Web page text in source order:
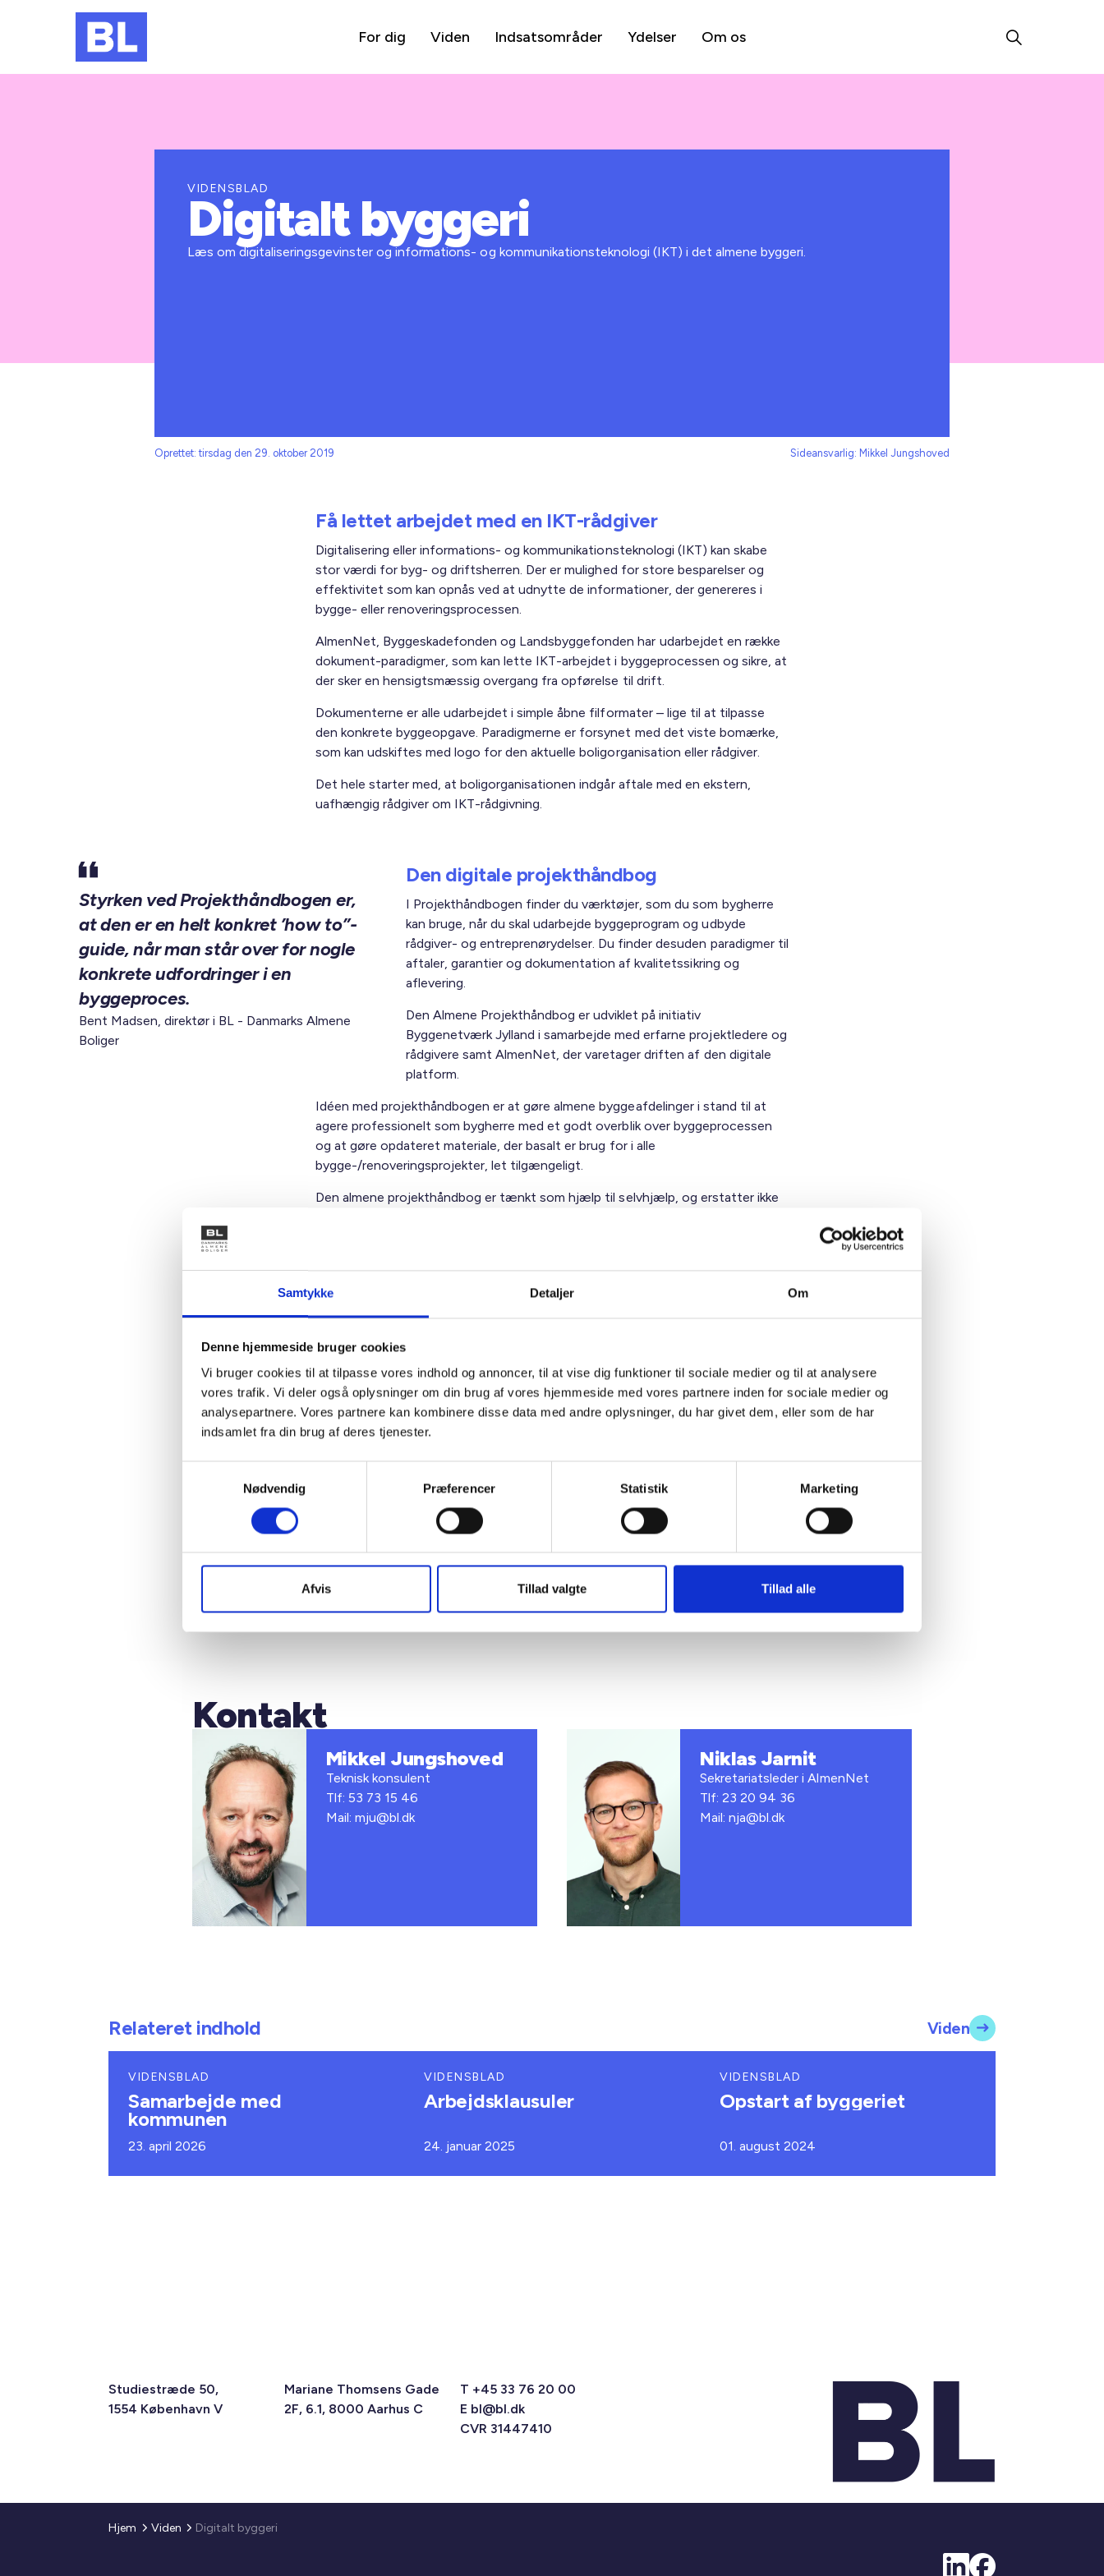
Samtykke Detaljer Om
Denne hjemmeside bruger cookies
Vi bruger cookies til at tilpasse vores indhold og annoncer, til at vise dig funktioner til sociale medier og til at analysere
vores trafik. Vi deler også oplysninger om din brug af vores hjemmeside med vores partnere inden for sociale medier og
analysepartnere. Vores partnere kan kombinere disse data med andre oplysninger, du har givet dem, eller som de har
indsamlet fra din brug af deres tjenester.
Nødvendig
Præferencer Statistik Marketing
Afvis Tillad valgte Tillad alle
For dig Viden Indsatsområder Ydelser Om os
VIDENSBLAD
Digitalt byggeri
Læs om digitaliseringsgevinster og informations- og kommunikationsteknologi (IKT) i det almene byggeri.
Oprettet: tirsdag den 29. oktober 2019 Sideansvarlig: Mikkel Jungshoved
Få lettet arbejdet med en IKT-rådgiver
Digitalisering eller informations- og kommunikationsteknologi (IKT) kan skabe
stor værdi for byg- og driftsherren. Der er mulighed for store besparelser og
effektivitet som kan opnås ved at udnytte de informationer, der genereres i
bygge- eller renoveringsprocessen.
AlmenNet, Byggeskadefonden og Landsbyggefonden har udarbejdet en række
dokument-paradigmer, som kan lette IKT-arbejdet i byggeprocessen og sikre, at
der sker en hensigtsmæssig overgang fra opførelse til drift.
Dokumenterne er alle udarbejdet i simple åbne filformater – lige til at tilpasse
den konkrete byggeopgave. Paradigmerne er forsynet med det viste bomærke,
som kan udskiftes med logo for den aktuelle boligorganisation eller rådgiver.
Det hele starter med, at boligorganisationen indgår aftale med en ekstern,
uafhængig rådgiver om IKT-rådgivning.
Styrken ved Projekthåndbogen er,
at den er en helt konkret ’how to”-
guide, når man står over for nogle
konkrete udfordringer i en
byggeproces.
Bent Madsen, direktør i BL - Danmarks Almene
Boliger
Den digitale projekthåndbog
I Projekthåndbogen finder du værktøjer, som du som bygherre
kan bruge, når du skal udarbejde byggeprogram og udbyde
rådgiver- og entreprenørydelser. Du finder desuden paradigmer til
aftaler, garantier og dokumentation af kvalitetssikring og
aflevering.
Den Almene Projekthåndbog er udviklet på initiativ
Byggenetværk Jylland i samarbejde med erfarne projektledere og
rådgivere samt AlmenNet, der varetager driften af den digitale
platform.
Idéen med projekthåndbogen er at gøre almene byggeafdelinger i stand til at
agere professionelt som bygherre med et godt overblik over byggeprocessen
og at gøre opdateret materiale, der basalt er brug for i alle
bygge-/renoveringsprojekter, let tilgængeligt.
Den almene projekthåndbog er tænkt som hjælp til selvhjælp, og erstatter ikke
projektleders ansvar, hvordan dokumenterne anvendes i praksis.
Læs mere om den her:
BygAlment.dk.
Læs mere om IKT i byggeri og drift
AlmenNet har udarbejdet et IKT-koncept, der består af en række dokumenter, som
letter arbejdet med at stille de rigtige krav til IKT i byggeprocessen og den
efterfølgende drift.
Kontakt
Mikkel Jungshoved
Teknisk konsulent
Tlf: 53 73 15 46
Mail: mju@bl.dk
Niklas Jarnit
Sekretariatsleder i AlmenNet
Tlf: 23 20 94 36
Mail: nja@bl.dk
Relateret indhold Viden
VIDENSBLAD
Samarbejde med
kommunen
23. april 2026
VIDENSBLAD
Arbejdsklausuler
24. januar 2025
VIDENSBLAD
Opstart af byggeriet
01. august 2024
Studiestræde 50,
1554 København V
Mariane Thomsens Gade
2F, 6.1, 8000 Aarhus C
T +45 33 76 20 00
E bl@bl.dk
CVR 31447410
Hjem Viden Digitalt byggeri